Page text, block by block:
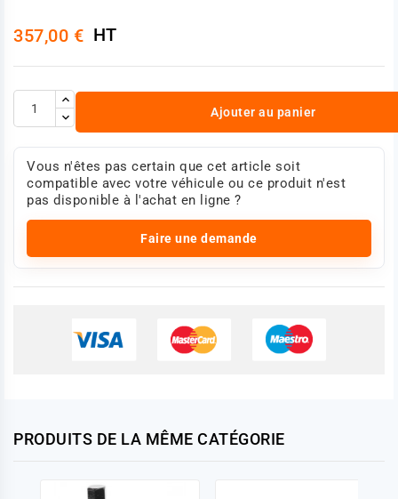
357,00 € HT
Ajouter au panier
Vous n'êtes pas certain que cet article soit
compatible avec votre véhicule ou ce produit n'est
pas disponible à l'achat en ligne ?
Faire une demande
PRODUITS DE LA MÊME CATÉGORIE